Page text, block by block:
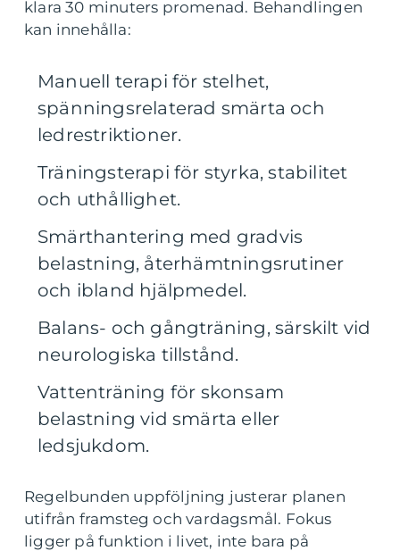
klara 30 minuters promenad. Behandlingen
kan innehålla:
Manuell terapi för stelhet,
spänningsrelaterad smärta och
ledrestriktioner.
Träningsterapi för styrka, stabilitet
och uthållighet.
Smärthantering med gradvis
belastning, återhämtningsrutiner
och ibland hjälpmedel.
Balans- och gångträning, särskilt vid
neurologiska tillstånd.
Vattenträning för skonsam
belastning vid smärta eller
ledsjukdom.
Regelbunden uppföljning justerar planen
utifrån framsteg och vardagsmål. Fokus
ligger på funktion i livet, inte bara på